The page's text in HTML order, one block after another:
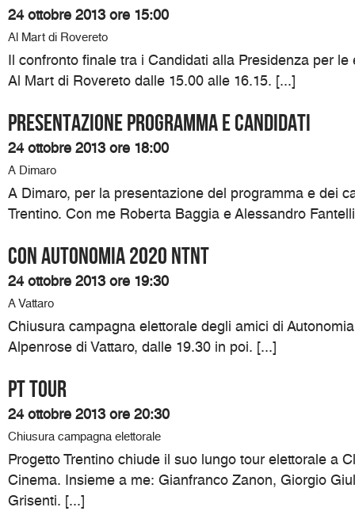
24 ottobre 2013 ore 15:00
Al Mart di Rovereto
Il confronto finale tra i Candidati alla Presidenza per le
Al Mart di Rovereto dalle 15.00 alle 16.15. [...]
Presentazione programma e candidati
24 ottobre 2013 ore 18:00
A Dimaro
A Dimaro, per la presentazione del programma e dei
Trentino. Con me Roberta Baggia e Alessandro
Con Autonomia 2020 NTNT
24 ottobre 2013 ore 19:30
A Vattaro
Chiusura campagna elettorale degli amici di
Alpenrose di Vattaro, dalle 19.30 in poi. [...]
PT TOUR
24 ottobre 2013 ore 20:30
Chiusura campagna elettorale
Progetto Trentino chiude il suo lungo tour elettorale a
Cinema. Insieme a me: Gianfranco Zanon, Giorgio
Grisenti. [...]